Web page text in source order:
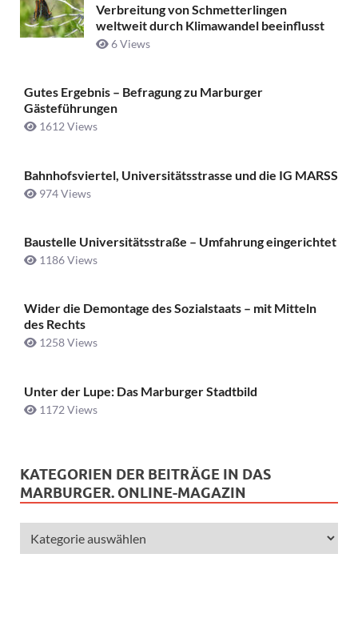
Verbreitung von Schmetterlingen
weltweit durch Klimawandel beeinflusst
6 Views
Gutes Ergebnis – Befragung zu Marburger
Gästeführungen
1612 Views
Bahnhofsviertel, Universitätsstrasse und die IG MARSS
974 Views
Baustelle Universitätsstraße ­– Umfahrung eingerichtet
1186 Views
Wider die Demontage des Sozialstaats – mit Mitteln
des Rechts
1258 Views
Unter der Lupe: Das Marburger Stadtbild
1172 Views
KATEGORIEN DER BEITRÄGE IN DAS
MARBURGER. ONLINE-MAGAZIN